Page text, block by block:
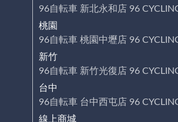
96自転車 新北永和店 96
桃園
96自転車 桃園中壢店 96
新竹
96自転車 新竹光復店 96
台中
96自転車 台中西屯店 96
線上商城